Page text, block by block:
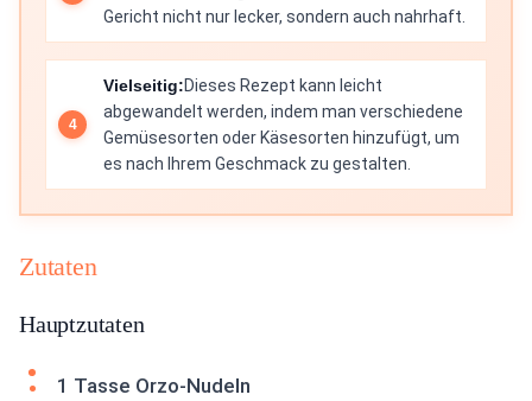
Gericht nicht nur lecker, sondern auch nahrhaft.
Vielseitig:Dieses Rezept kann leicht
abgewandelt werden, indem man verschiedene
Gemüsesorten oder Käsesorten hinzufügt, um
es nach Ihrem Geschmack zu gestalten.
Zutaten
Hauptzutaten
1 Tasse Orzo-Nudeln